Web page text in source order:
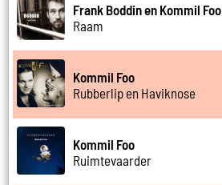
Frank Boddin en Kommil Foo
Raam
Kommil Foo
Rubberlip en Haviknose
Kommil Foo
Ruimtevaarder